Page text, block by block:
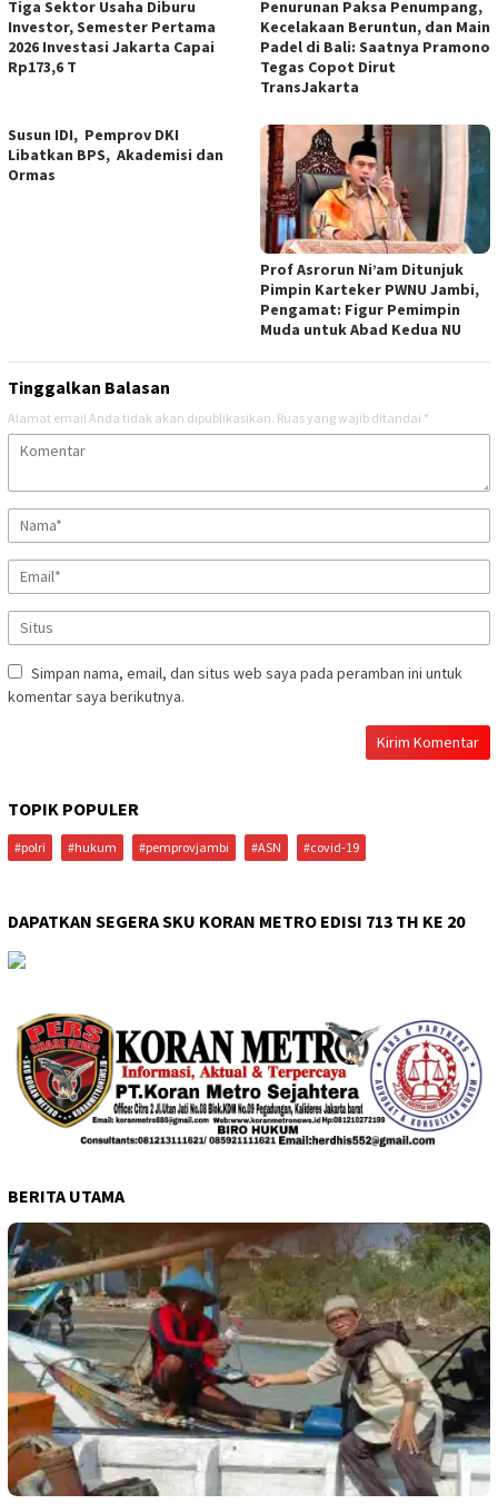
Tiga Sektor Usaha Diburu
Investor, Semester Pertama
2026 Investasi Jakarta Capai
Rp173,6 T
Penurunan Paksa Penumpang,
Kecelakaan Beruntun, dan Main
Padel di Bali: Saatnya Pramono
Tegas Copot Dirut
TransJakarta
Susun IDI, Pemprov DKI
Libatkan BPS, Akademisi dan
Ormas
Prof Asrorun Ni’am Ditunjuk
Pimpin Karteker PWNU Jambi,
Pengamat: Figur Pemimpin
Muda untuk Abad Kedua NU
Tinggalkan Balasan
Alamat email Anda tidak akan dipublikasikan. Ruas yang wajib ditandai *
Simpan nama, email, dan situs web saya pada peramban ini untuk
komentar saya berikutnya.
TOPIK POPULER
#polri #hukum #pemprovjambi #ASN #covid-19
DAPATKAN SEGERA SKU KORAN METRO EDISI 713 TH KE 20
BERITA UTAMA